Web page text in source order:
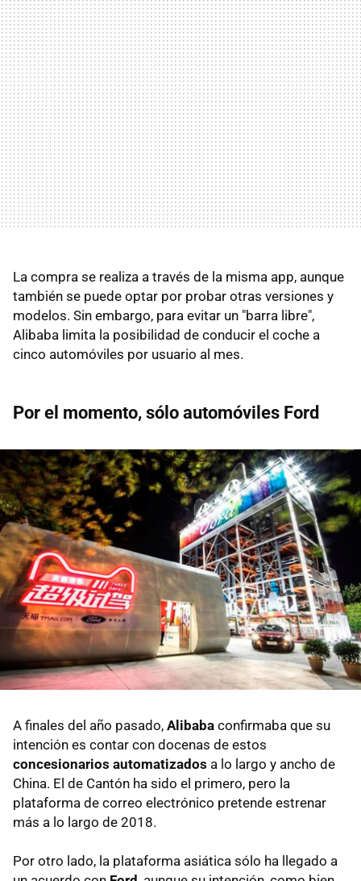
La compra se realiza a través de la misma app, aunque
también se puede optar por probar otras versiones y
modelos. Sin embargo, para evitar un "barra libre",
Alibaba limita la posibilidad de conducir el coche a
cinco automóviles por usuario al mes.
Por el momento, sólo automóviles Ford
A finales del año pasado, Alibaba confirmaba que su
intención es contar con docenas de estos
concesionarios automatizados a lo largo y ancho de
China. El de Cantón ha sido el primero, pero la
plataforma de correo electrónico pretende estrenar
más a lo largo de 2018.
Por otro lado, la plataforma asiática sólo ha llegado a